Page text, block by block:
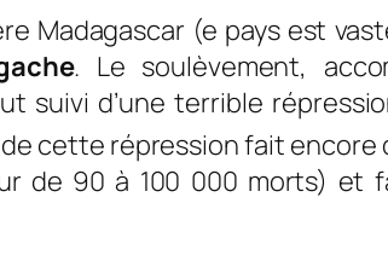
Madagascar (e pays est
. Le soulèvement,
suivi d’une terrible
cette répression fait encore
de 90 à 100 000 morts) et